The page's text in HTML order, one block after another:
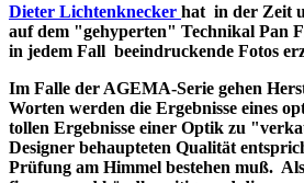
Dieter Lichtenknecker hat in der Zeit
auf dem "gehyperten" Technikal Pan
in jedem Fall beeindruckende Fotos
Im Falle der AGEMA-Serie gehen
Worten werden die Ergebnisse eines
tollen Ergebnisse einer Optik zu
Designer behaupteten Qualität
Prüfung am Himmel bestehen muß.